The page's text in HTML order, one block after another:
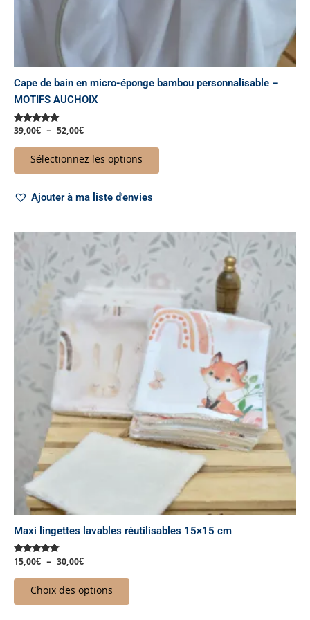
Cape de bain en micro-éponge bambou personnalisable –
MOTIFS AUCHOIX
Note
sur 5
39,00€ – 52,00€
Sélectionnez les options
produit
Ajouter à ma liste d'envies
Maxi lingettes lavables réutilisables 15×15 cm
Note
sur 5
15,00€ – 30,00€
Plage
de
prix :
15,00€
30,00€
Choix des options
Ce
produit
a
plusieurs
variations.
Les
options
peuvent
être
choisies
sur
la
page